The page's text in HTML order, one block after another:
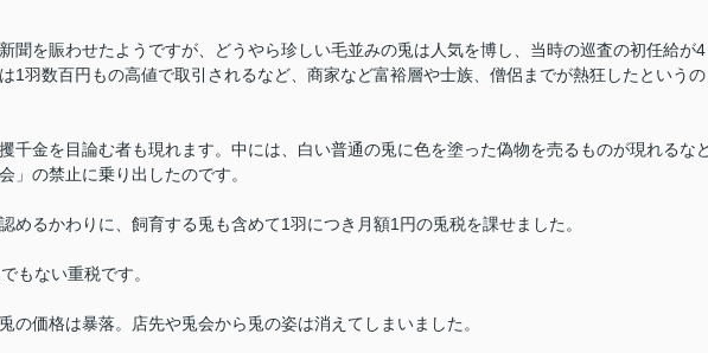
聞を賑わせたようですが、どうやら珍しい毛並みの兎は人気を博し、当時の巡査の初任給が4
1羽数百円もの高値で取引されるなど、商家など富裕層や士族、僧侶までが熱狂したというの
千金を目論む者も現れます。中には、白い普通の兎に色を塗った偽物を売るものが現れるな
」の禁止に乗り出したのです。
めるかわりに、飼育する兎も含めて1羽につき月額1円の兎税を課せました。
もない重税です。
の価格は暴落。店先や兎会から兎の姿は消えてしまいました。